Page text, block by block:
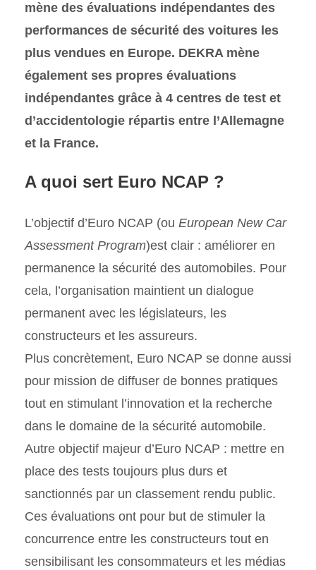
mène des évaluations indépendantes des
performances de sécurité des voitures les
plus vendues en Europe. DEKRA mène
également ses propres évaluations
indépendantes grâce à 4 centres de test et
d’accidentologie répartis entre l’Allemagne
et la France.
A quoi sert Euro NCAP ?
L’objectif d’Euro NCAP (ou European New Car
Assessment Program)est clair : améliorer en
permanence la sécurité des automobiles. Pour
cela, l’organisation maintient un dialogue
permanent avec les législateurs, les
constructeurs et les assureurs.
Plus concrètement, Euro NCAP se donne aussi
pour mission de diffuser de bonnes pratiques
tout en stimulant l’innovation et la recherche
dans le domaine de la sécurité automobile.
Autre objectif majeur d’Euro NCAP : mettre en
place des tests toujours plus durs et
sanctionnés par un classement rendu public.
Ces évaluations ont pour but de stimuler la
concurrence entre les constructeurs tout en
sensibilisant les consommateurs et les médias